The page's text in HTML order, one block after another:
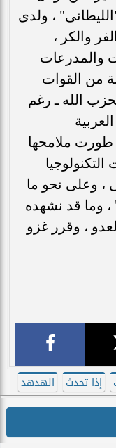
، ولدى
والكر ،
والمدرعات
من القوات
الله ـ رغم
طورت ملامحها
، وعلى نحو ما
وما قد نشهده
، وقرر غزو
إذا تحدث الهدهد